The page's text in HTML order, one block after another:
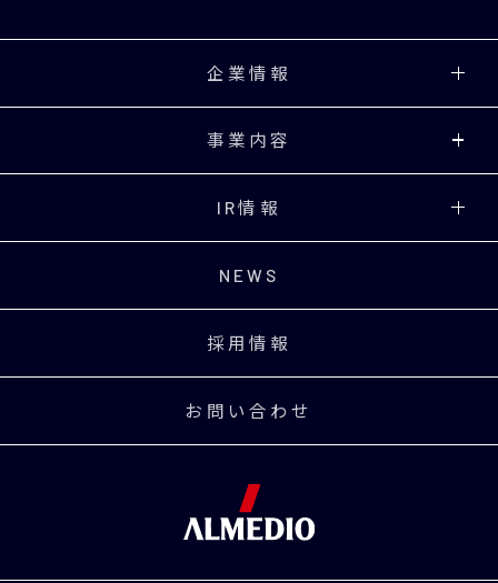
企業情報
事業内容
IR情報
NEWS
採用情報
お問い合わせ